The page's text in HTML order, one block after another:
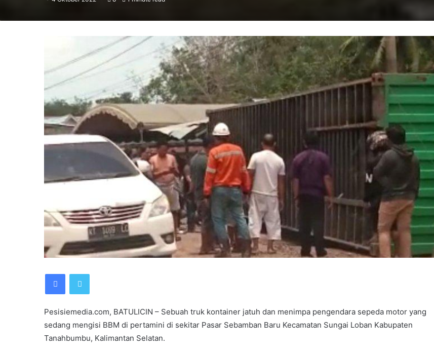
FacebookTwitter
Pesisiemedia.com, BATULICIN – Sebuah truk kontainer jatuh dan menimpa pengendara sepeda motor yang
sedang mengisi BBM di pertamini di sekitar Pasar Sebamban Baru Kecamatan Sungai Loban Kabupaten
Tanahbumbu, Kalimantan Selatan.